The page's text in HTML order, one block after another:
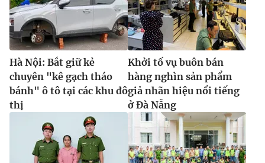
Hà Nội: Bắt giữ kẻ
chuyên "kê gạch tháo
bánh" ô tô tại các khu đô
thị
Khởi tố vụ buôn bán
hàng nghìn sản phẩm
giả nhãn hiệu nổi tiếng
ở Đà Nẵng